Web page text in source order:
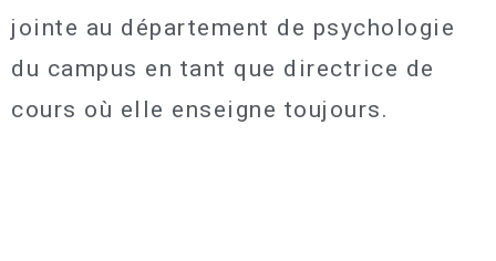
jointe au département de psychologie
du campus en tant que directrice de
cours où elle enseigne toujours.